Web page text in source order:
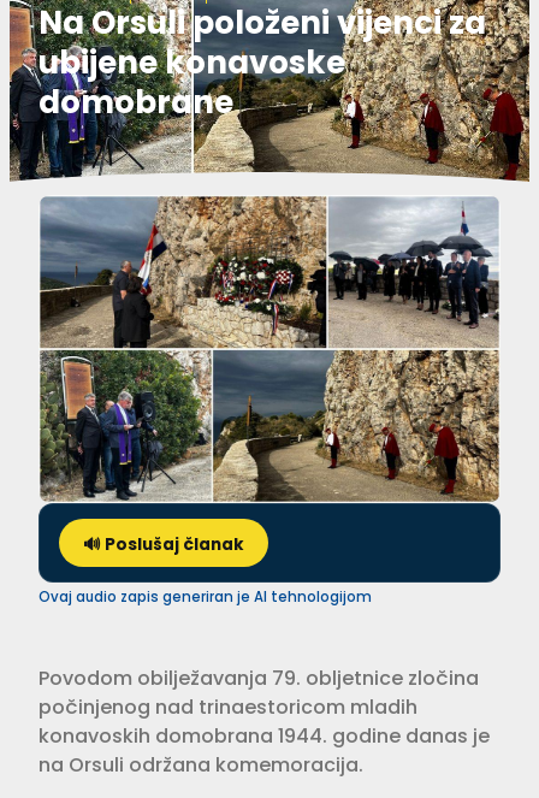
Na Orsuli položeni vijenci za
ubijene konavoske
domobrane
🔊 Poslušaj članak
Ovaj audio zapis generiran je AI tehnologijom
Povodom obilježavanja 79. obljetnice zločina
počinjenog nad trinaestoricom mladih
konavoskih domobrana 1944. godine danas je
na Orsuli održana komemoracija.